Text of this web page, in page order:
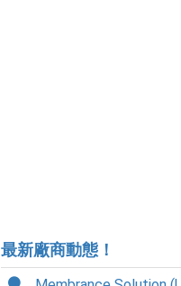
最新廠商動態！